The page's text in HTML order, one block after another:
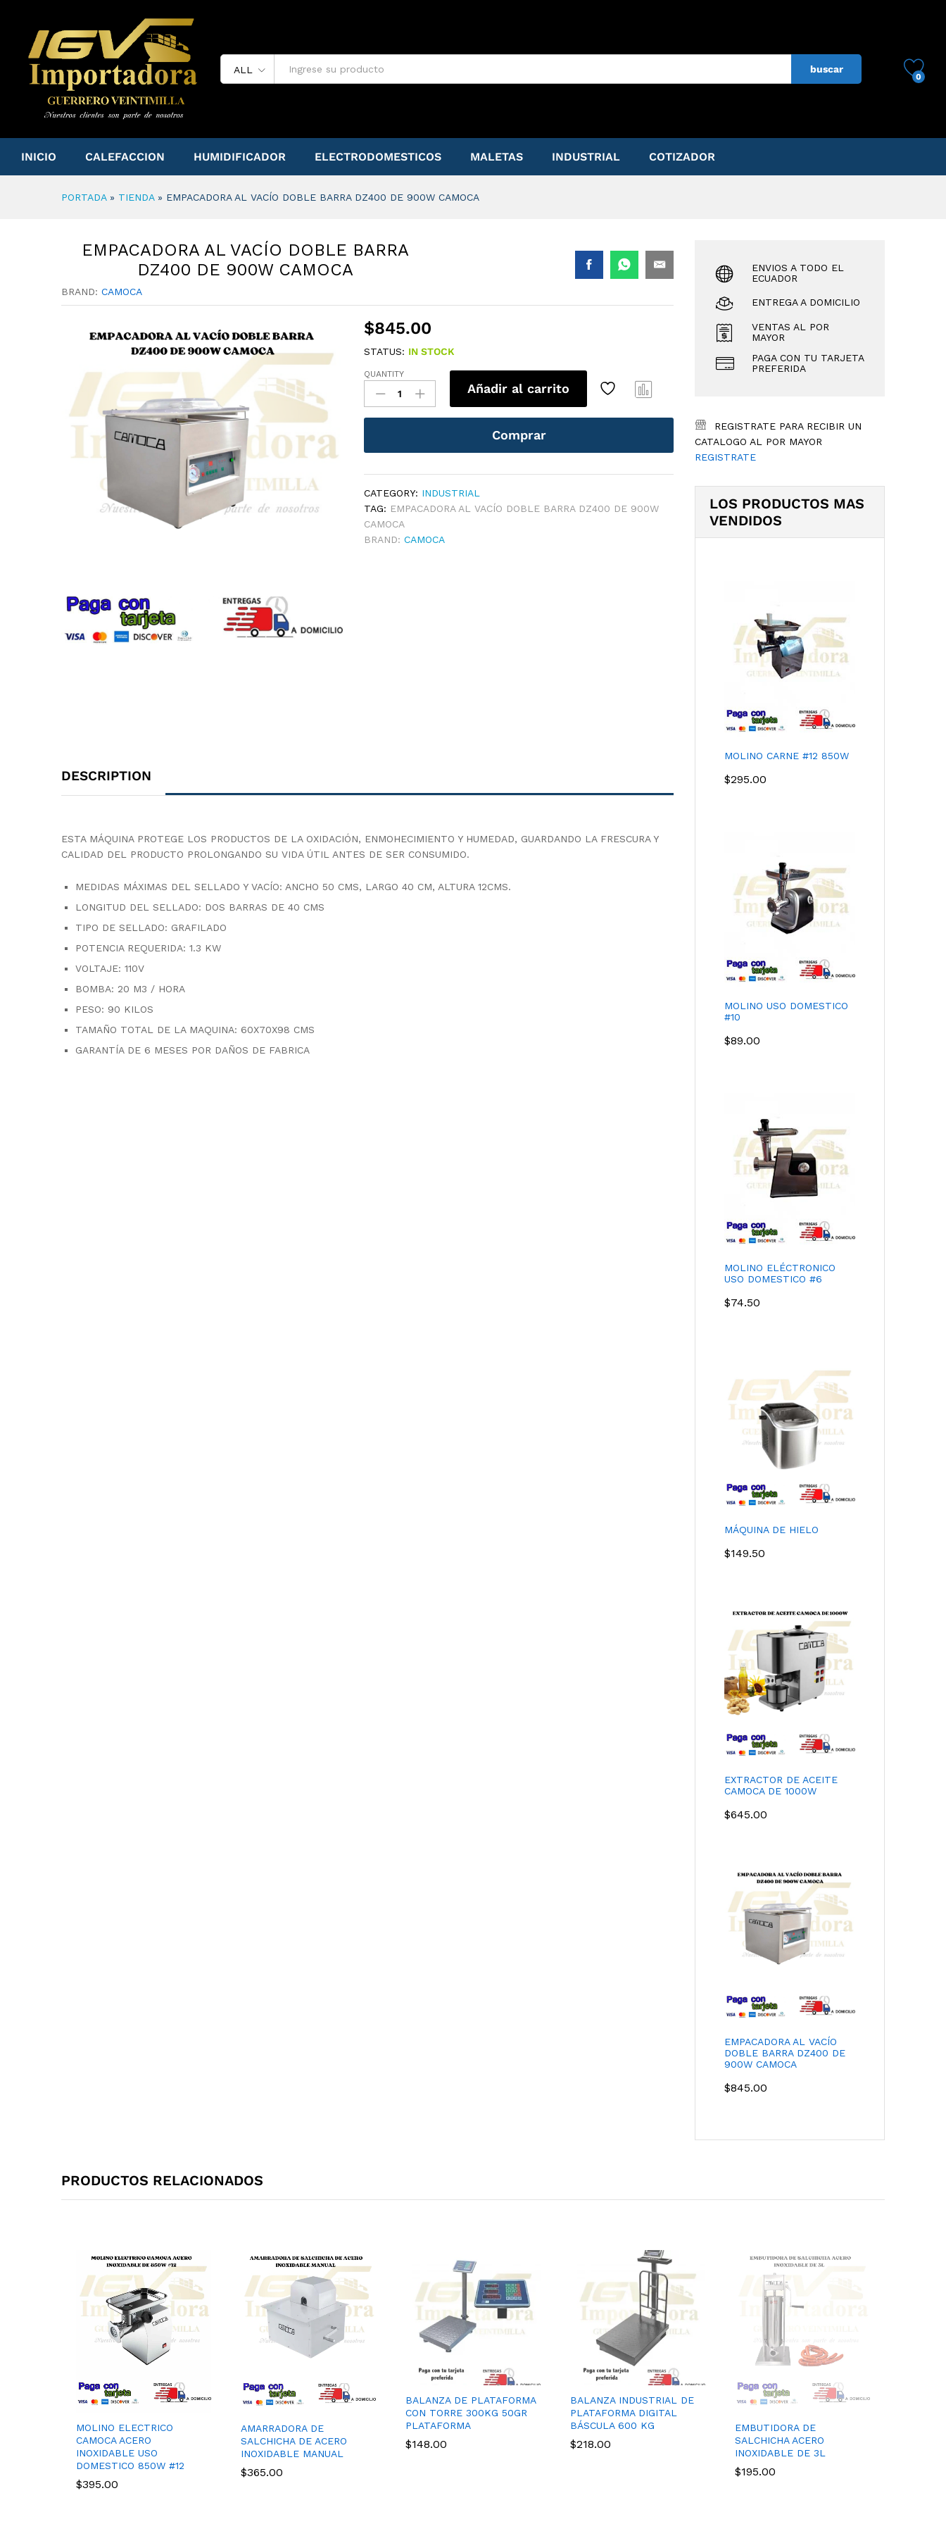
ALL buscar
0
INICIO CALEFACCION HUMIDIFICADOR ELECTRODOMESTICOS MALETAS INDUSTRIAL COTIZADOR
PORTADA» TIENDA» EMPACADORA AL VACÍO DOBLE BARRA DZ400 DE 900W CAMOCA
EMPACADORA AL VACÍO DOBLE BARRA
DZ400 DE 900W CAMOCA
BRAND: CAMOCA
$845.00
STATUS: IN STOCK
EMPACADORA
AL
VACÍO
DZ400
QUANTITY
Añadir al carrito
Comprar
CATEGORY: INDUSTRIAL
TAG: EMPACADORA AL VACÍO DOBLE BARRA DZ400 DE 900W
CAMOCA
BRAND:CAMOCA
DESCRIPTION
ESTA MÁQUINA PROTEGE LOS PRODUCTOS DE LA OXIDACIÓN, ENMOHECIMIENTO Y HUMEDAD, GUARDANDO LA FRESCURA Y
CALIDAD DEL PRODUCTO PROLONGANDO SU VIDA ÚTIL ANTES DE SER CONSUMIDO.
MEDIDAS MÁXIMAS DEL SELLADO Y VACÍO: ANCHO 50 CMS, LARGO 40 CM, ALTURA 12CMS.
LONGITUD DEL SELLADO: DOS BARRAS DE 40 CMS
TIPO DE SELLADO: GRAFILADO
POTENCIA REQUERIDA: 1.3 KW
VOLTAJE: 110V
BOMBA: 20 M3 / HORA
PESO: 90 KILOS
TAMAÑO TOTAL DE LA MAQUINA: 60X70X98 CMS
GARANTÍA DE 6 MESES POR DAÑOS DE FABRICA
ENVIOS A TODO EL
ECUADOR
ENTREGA A DOMICILIO
VENTAS AL POR
MAYOR
PAGA CON TU TARJETA
PREFERIDA
REGISTRATE PARA RECIBIR UN
CATALOGO AL POR MAYOR
REGISTRATE
LOS PRODUCTOS MAS
VENDIDOS
MOLINO CARNE #12 850W
$295.00
MOLINO USO DOMESTICO
#10
$89.00
MOLINO ELÉCTRONICO
USO DOMESTICO #6
$74.50
MÁQUINA DE HIELO
$149.50
EXTRACTOR DE ACEITE
CAMOCA DE 1000W
$645.00
EMPACADORA AL VACÍO
DOBLE BARRA DZ400 DE
900W CAMOCA
$845.00
PRODUCTOS RELACIONADOS
MOLINO ELECTRICO
CAMOCA ACERO
INOXIDABLE USO
DOMESTICO 850W #12
$395.00
AMARRADORA DE
SALCHICHA DE ACERO
INOXIDABLE MANUAL
$365.00
BALANZA DE PLATAFORMA
CON TORRE 300KG 50GR
PLATAFORMA
$148.00
BALANZA INDUSTRIAL DE
PLATAFORMA DIGITAL
BÁSCULA 600 KG
$218.00
EMBUTIDORA DE
SALCHICHA ACERO
INOXIDABLE DE 3L
$195.00
DESCRIPTION